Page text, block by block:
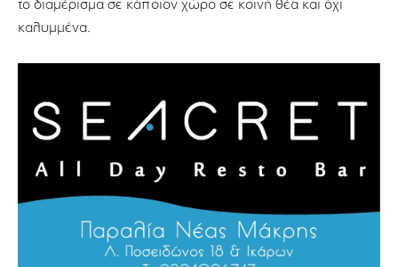
το διαμέρισμα σε κάποιον χώρο σε κοινή θέα και όχι
καλυμμένα.